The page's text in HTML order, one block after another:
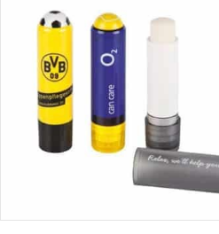
Lipcare Stick: Planty (standard)